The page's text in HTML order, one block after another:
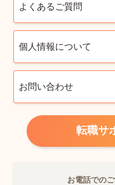
よくあるご質問
個人情報について
お問い合わせ
転職サ
お電話での